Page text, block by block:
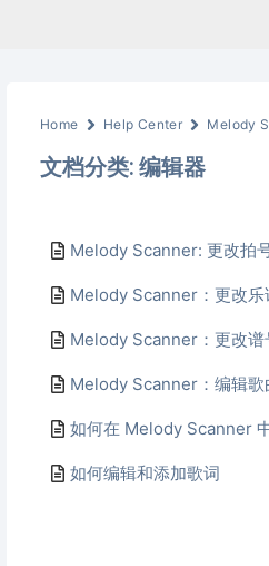
Home Help Center Melody
文档分类: 编辑器
Melody Scanner: 更改拍
Melody Scanner：更改乐
Melody Scanner：更改谱
Melody Scanner：编辑歌
如何在 Melody Scanner
如何编辑和添加歌词